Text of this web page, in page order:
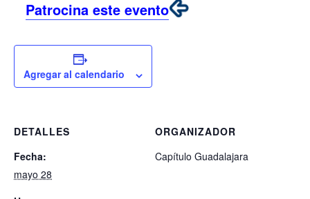
Patrocina este evento
Agregar al calendario
DETALLES
Fecha:
mayo 28
ORGANIZADOR
Capítulo Guadalajara